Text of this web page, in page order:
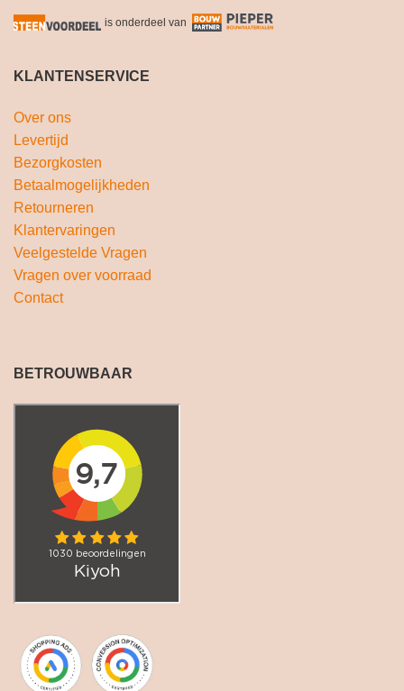
is onderdeel van
KLANTENSERVICE
Over ons
Levertijd
Bezorgkosten
Betaalmogelijkheden
Retourneren
Klantervaringen
Veelgestelde Vragen
Vragen over voorraad
Contact
BETROUWBAAR